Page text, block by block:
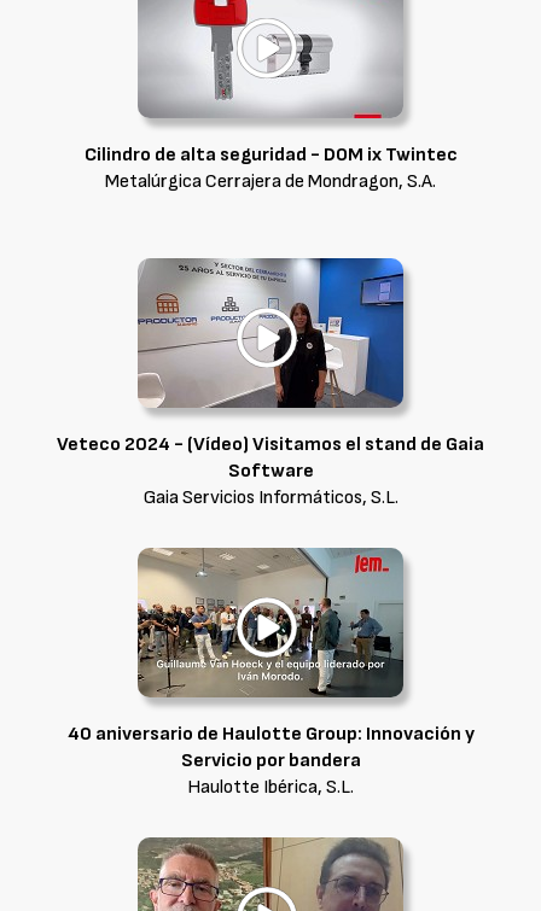
Cilindro de alta seguridad - DOM ix Twintec
Metalúrgica Cerrajera de Mondragon, S.A.
Veteco 2024 - (Vídeo) Visitamos el stand de Gaia
Software
Gaia Servicios Informáticos, S.L.
40 aniversario de Haulotte Group: Innovación y
Servicio por bandera
Haulotte Ibérica, S.L.